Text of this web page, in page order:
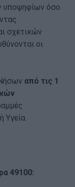
υποψηφίων όσο
σχετικών
οι
από τις 1
Υγεία.
49100: